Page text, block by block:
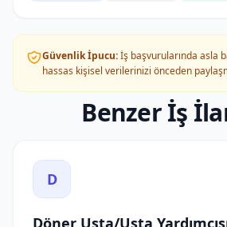
Güvenlik İpucu:İş başvurularında asla
hassas kişisel verilerinizi önceden
Benzer İş
D
Döner Usta/Usta